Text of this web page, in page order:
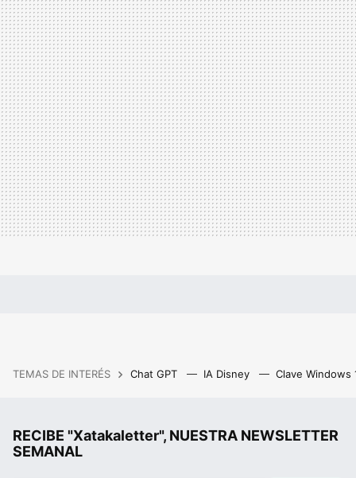
TEMAS DE INTERÉS Chat GPT IA Disney Clave Windows
RECIBE "Xatakaletter", NUESTRA NEWSLETTER
SEMANAL